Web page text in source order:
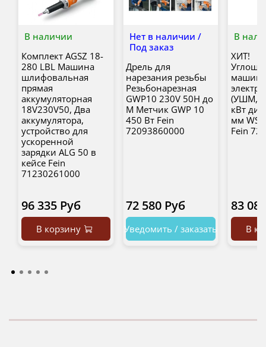
В наличии
Комплект AGSZ 18-
280 LBL Машина
шлифовальная
прямая
аккумуляторная
18V230V50, Два
аккумулятора,
устройство для
ускоренной
зарядки ALG 50 в
кейсе Fein
71230261000
96 335 Руб
В корзину
Нет в наличии /
Под заказ
Дрель для
нарезания резьбы
Резьбонарезная
GWP10 230V 50H до
M Метчик GWP 10
450 Вт Fein
72093860000
72 580 Руб
Уведомить / заказать
В
ХИТ!
машина
(УШМ,
кВт
мм
Fein
83
В